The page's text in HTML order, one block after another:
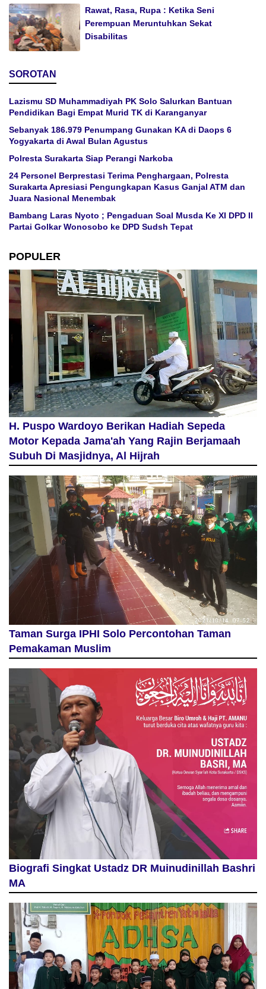
Rawat, Rasa, Rupa : Ketika Seni
Perempuan Meruntuhkan Sekat
Disabilitas
SOROTAN
Lazismu SD Muhammadiyah PK Solo Salurkan Bantuan
Pendidikan Bagi Empat Murid TK di Karanganyar
Sebanyak 186.979 Penumpang Gunakan KA di Daops 6
Yogyakarta di Awal Bulan Agustus
Polresta Surakarta Siap Perangi Narkoba
24 Personel Berprestasi Terima Penghargaan, Polresta
Surakarta Apresiasi Pengungkapan Kasus Ganjal ATM dan
Juara Nasional Menembak
Bambang Laras Nyoto ; Pengaduan Soal Musda Ke XI DPD II
Partai Golkar Wonosobo ke DPD Sudsh Tepat
POPULER
H. Puspo Wardoyo Berikan Hadiah Sepeda
Motor Kepada Jama'ah Yang Rajin Berjamaah
Subuh Di Masjidnya, Al Hijrah
Taman Surga IPHI Solo Percontohan Taman
Pemakaman Muslim
Biografi Singkat Ustadz DR Muinudinillah Bashri
MA